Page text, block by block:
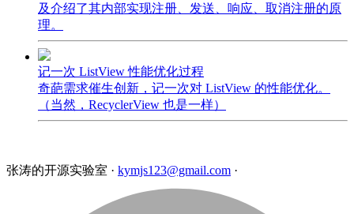
及介绍了其内部实现注册、发送、响应、取消注册的原
理。
记一次 ListView 性能优化过程
奇葩需求催生创新，记一次对 ListView 的性能优化。
（当然，RecyclerView 也是一样）
张涛的开源实验室 · kymjs123@gmail.com ·